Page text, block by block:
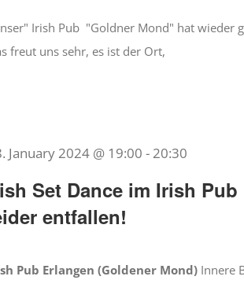
Irish Pub "Goldner Mond" hat wieder
freut uns sehr, es ist der Ort,
Set Dance im Irish
entfallen!
January 2024 @ 19:00 - 20:30
Pub Erlangen (Goldener Mond) Innere